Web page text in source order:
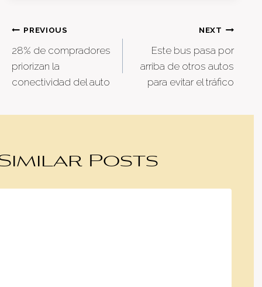
Post
navigation
PREVIOUS
28% de compradores
priorizan la
conectividad del auto
NEXT
Este bus pasa por
arriba de otros autos
para evitar el tráfico
Posts